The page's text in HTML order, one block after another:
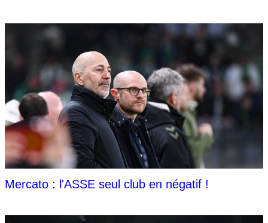
Mercato : l'ASSE seul club en négatif !